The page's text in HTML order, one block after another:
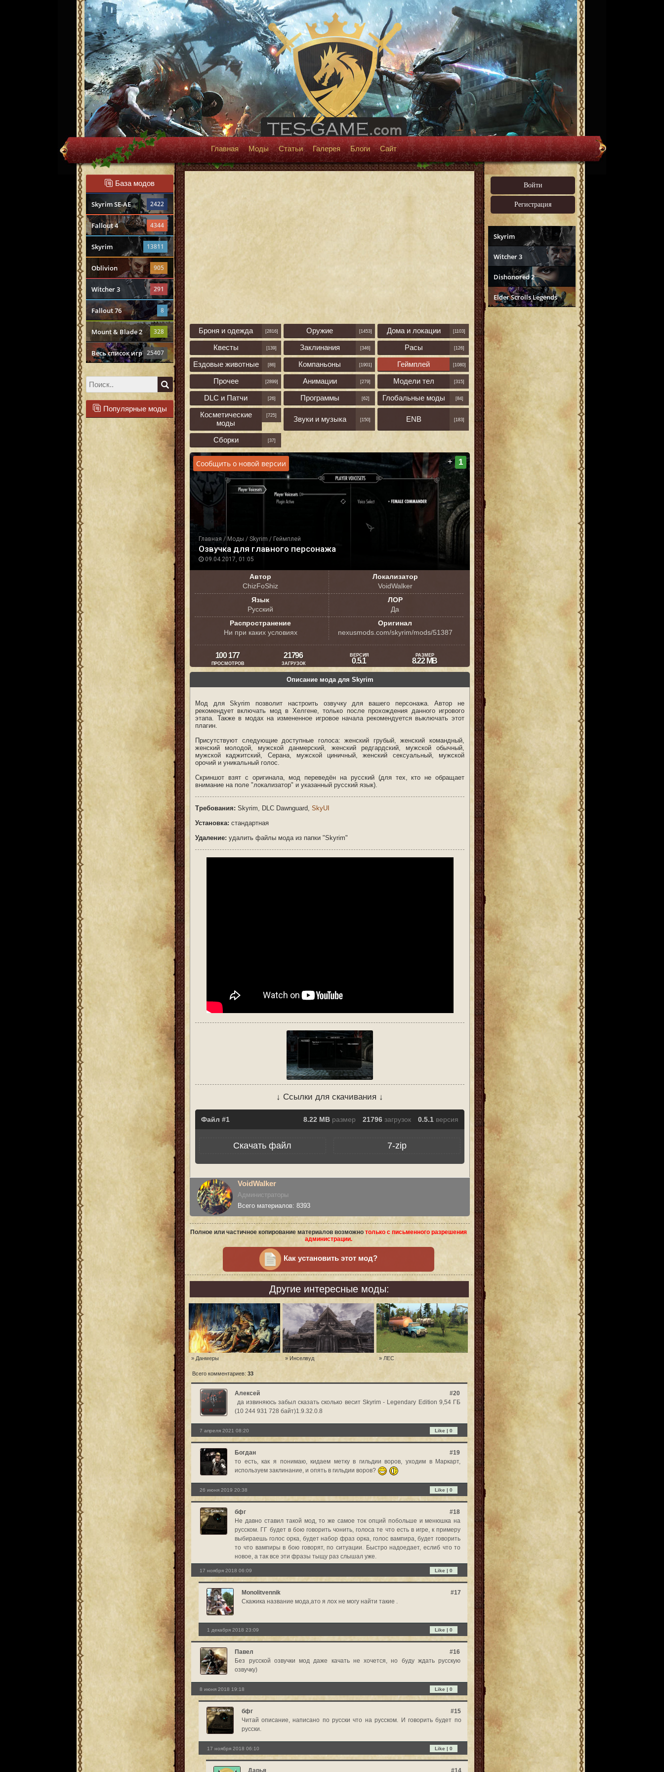
Главная Моды Статьи Галерея Блоги Сайт
База модов
Skyrim SE-AE 2422
Fallout 4 4344
Skyrim 13811
Oblivion 905
Witcher 3 291
Fallout 76 8
Mount & Blade 2 328
Весь список игр 25407
Популярные моды
Войти
Регистрация
Skyrim
Witcher 3
Dishonored 2
Elder Scrolls Legends
Броня и одежда [2816] Оружие [1453] Дома и локации [1103]
Квесты [139] Заклинания [346] Расы [126]
Ездовые животные [86] Компаньоны [1901] Геймплей [1080]
Прочее [2899] Анимации [279] Модели тел [315]
DLC и Патчи [26] Программы [62] Глобальные моды [84]
Косметические
моды
[725] Звуки и музыка [150] ENB [183]
Сборки [37]
Главная / Моды / Skyrim / Геймплей
09.04.2017, 01:05
Озвучка для главного персонажа
Сообщить о новой версии + 1
Автор
ChizFoShiz
Локализатор
VoidWalker
Язык
Русский
ЛОР
Да
Распространение
Ни при каких условиях
Оригинал
nexusmods.com/skyrim/mods/51387
100 177
ПРОСМОТРОВ
21796
ЗАГРУЗОК
ВЕРСИЯ
0.5.1
РАЗМЕР
8.22 MB
Описание мода для Skyrim
Мод для Skyrim позволит настроить озвучку для вашего персонажа. Автор не
рекомендует включать мод в Хелгене, только после прохождения данного игрового
этапа. Также в модах на измененное игровое начала рекомендуется выключать этот
плагин.
Присутствуют следующие доступные голоса: женский грубый, женский командный,
женский молодой, мужской данмерский, женский редгардский, мужской обычный,
мужской каджитский, Серана, мужской циничный, женский сексуальный, мужской
орочий и уникальный голос.
Скриншот взят с оригинала, мод переведён на русский (для тех, кто не обращает
внимание на поле "локализатор" и указанный русский язык).
Требования: Skyrim, DLC Dawnguard, SkyUI
Установка: стандартная
Удаление: удалить файлы мода из папки "Skyrim"
↓ Ссылки для скачивания ↓
Файл 8.22 MB размер 21796 загрузок 0.5.1 версия
Скачать файл 7-zip
VoidWalker
Администраторы
Всего материалов: 8393
Полное или частичное копирование материалов возможно только с письменного разрешения
администрации.
Как установить этот мод?
Другие интересные моды:
» Данмеры » Инселвуд » ЛЕС
Всего комментариев: 33
Алексей
#20
да извиняюсь забыл сказать сколько весит Skyrim - Legendary Edition 9,54 ГБ
(10 244 931 728 байт)1.9.32.0.8
7 апреля 2021 08:20 Like | 0
Богдан
#19
то есть, как я понимаю, кидаем метку в гильдии воров, уходим в Маркарт,
используем заклинание, и опять в гильдии воров?
26 июня 2019 20:38 Like | 0
бфг
#18
Не давно ставил такой мод, то же самое ток опций побольше и менюшка на
русском. ГГ будет в бою говорить чонить, голоса те что есть в игре, к примеру
выбираешь голос орка, будет набор фраз орка, голос вампира, будет говорить
то что вампиры в бою говорят, по ситуации. Быстро надоедает, еслиб что то
новое, а так все эти фразы тыщу раз слышал уже.
17 ноября 2018 06:09 Like | 0
Monolitvennik
#17
Скажика название мода,ато я лох не могу найти такие .
1 декабря 2018 23:09 Like |0
Павел
#16
Без русской озвучки мод даже качать не хочется, но буду ждать русскую
озвучку)
8 июня 2018 19:18 Like | 0
бфг
#15
Читай описание, написано по русски что на русском. И говорить будет по
русски.
17 ноября 2018 06:10 Like |0
Дарья #14